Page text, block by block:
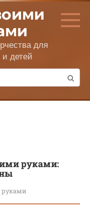
для
детей
руками: